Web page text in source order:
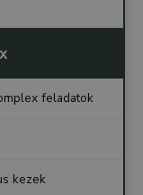
feladatok
kezek